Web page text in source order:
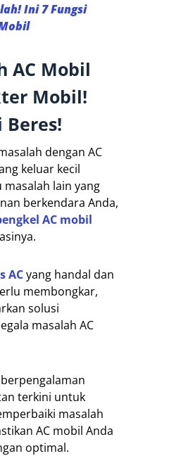
Ini 7 Fungsi
AC Mobil
Mobil!
dengan AC
keluar kecil
lain yang
berkendara Anda,
AC mobil
ACyang handal dan
membongkar,
solusi
masalah AC
terkini untuk
masalah
AC mobil Anda
optimal.